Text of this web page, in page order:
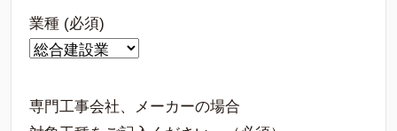
業種 (必須)
専門工事会社、メーカーの場合